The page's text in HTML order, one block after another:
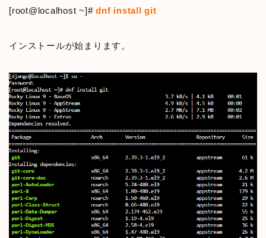
[root@localhost ~]#dnf install git
インストールが始まります。